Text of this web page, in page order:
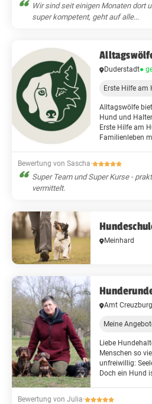
Wir sind seit einigen Monaten dort
super kompetent, geht auf alle...
Duderstadt●
Erste Hilfe am
Alltagswölfe
Hund und
Erste Hilfe am
Familienleben
Bewertung von Sascha·
Super Team und Super Kurse -
vermittelt.
Meinhard
Amt Creuzburg
Meine
Liebe
Menschen so
unfreiwillig:
Doch ein Hund
Bewertung von Julia·